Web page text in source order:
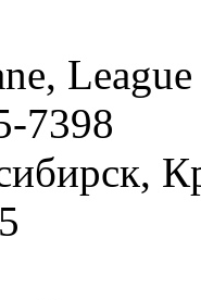
7398